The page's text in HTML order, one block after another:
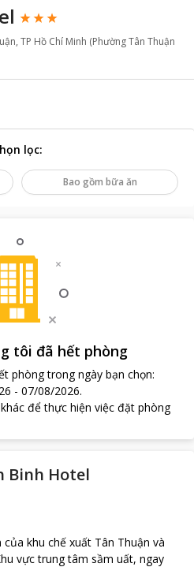
TP Hồ Chí Minh (Phường Tân Thuận
lọc:
Bao gồm bữa ăn
tôi đã hết phòng
phòng trong ngày bạn chọn:
- 07/08/2026.
để thực hiện việc đặt phòng
Binh Hotel
khu chế xuất Tân Thuận và
vực trung tâm sầm uất, ngay